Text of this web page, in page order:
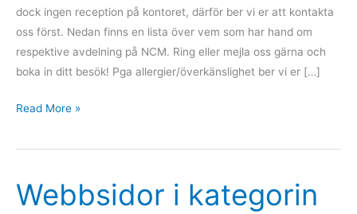
dock ingen reception på kontoret, därför ber vi er att kontakta
oss först. Nedan finns en lista över vem som har hand om
respektive avdelning på NCM. Ring eller mejla oss gärna och
boka in ditt besök! Pga allergier/överkänslighet ber vi er […]
Read More »
Webbsidor i kategorin
Webbsidor